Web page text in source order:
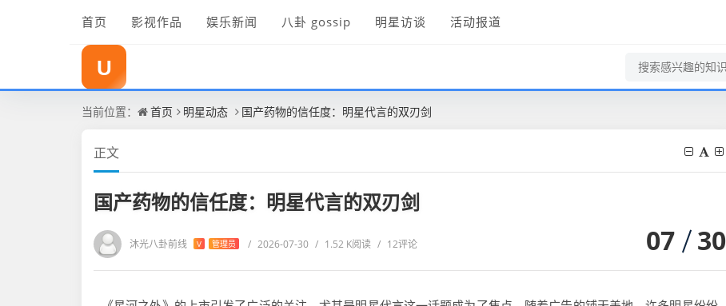
首页 影视作品 娱乐新闻 八卦 gossip 明星访谈 活动报道
当前位置： 首页 明星动态 国产药物的信任度：明星代言的双刃剑
正文
国产药物的信任度：明星代言的双刃剑
沐光八卦前线 V 管理员 / 2026-07-30 / 1.52 K阅读 / 12评论 07 30